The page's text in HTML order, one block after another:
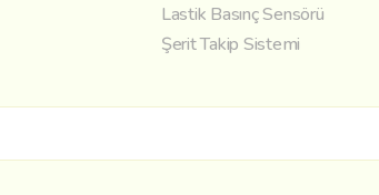
Lastik Basınç Sensörü
Şerit Takip Sistemi